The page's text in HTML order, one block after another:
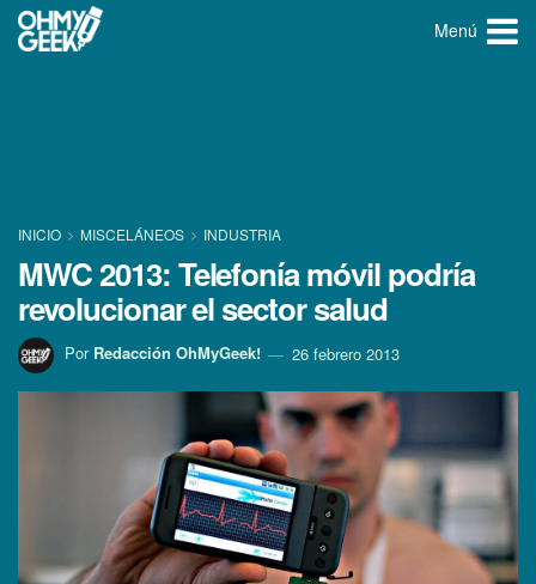
Menú
INICIO MISCELÁNEOS INDUSTRIA
MWC 2013: Telefoní­a móvil podrí­a
revolucionar el sector salud
Por Redacción OhMyGeek! 26 febrero 2013